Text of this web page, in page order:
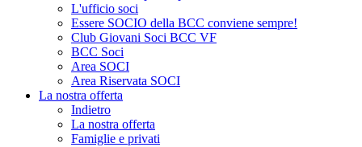
L'ufficio soci
Essere SOCIO della BCC conviene sempre!
Club Giovani Soci BCC VF
BCC Soci
Area SOCI
Area Riservata SOCI
La nostra offerta
Indietro
La nostra offerta
Famiglie e privati